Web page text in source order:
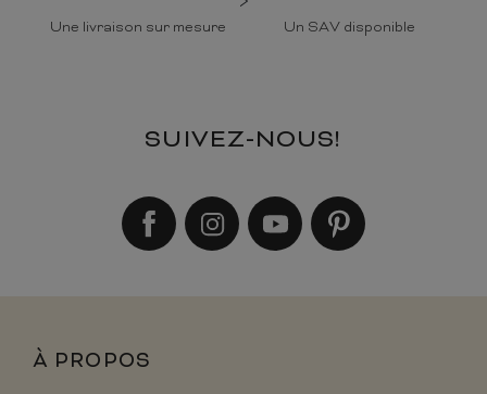
Une livraison sur mesure Un SAV disponible
SUIVEZ-NOUS!
À PROPOS